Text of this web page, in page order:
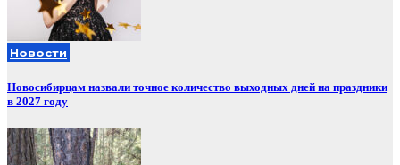
Новости
Новосибирцам назвали точное количество выходных дней на праздники
в 2027 году